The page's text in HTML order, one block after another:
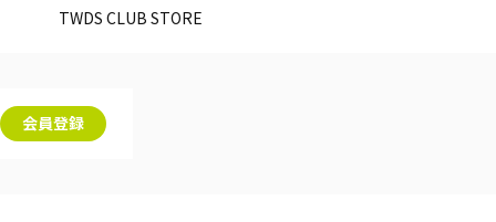
TWDS CLUB STORE
会員登録